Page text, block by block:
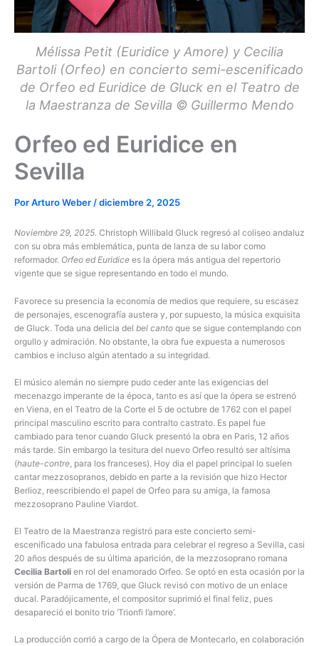
Mélissa Petit (Euridice y Amore) y Cecilia
Bartoli (Orfeo) en concierto semi-escenificado
de Orfeo ed Euridice de Gluck en el Teatro de
la Maestranza de Sevilla © Guillermo Mendo
Orfeo ed Euridice en
Sevilla
PorArturo Weber/diciembre 2, 2025
Noviembre 29, 2025. Christoph Willibald Gluck regresó al coliseo andaluz
con su obra más emblemática, punta de lanza de su labor como
reformador. Orfeo ed Euridice es la ópera más antigua del repertorio
vigente que se sigue representando en todo el mundo.
Favorece su presencia la economía de medios que requiere, su escasez
de personajes, escenografía austera y, por supuesto, la música exquisita
de Gluck. Toda una delicia del bel canto que se sigue contemplando con
orgullo y admiración. No obstante, la obra fue expuesta a numerosos
cambios e incluso algún atentado a su integridad.
El músico alemán no siempre pudo ceder ante las exigencias del
mecenazgo imperante de la época, tanto es así que la ópera se estrenó
en Viena, en el Teatro de la Corte el 5 de octubre de 1762 con el papel
principal masculino escrito para contralto castrato. Es papel fue
cambiado para tenor cuando Gluck presentó la obra en Paris, 12 años
más tarde. Sin embargo la tesitura del nuevo Orfeo resultó ser altísima
(haute-contre , para los franceses). Hoy dia el papel principal lo suelen
cantar mezzosopranos, debido en parte a la revisión que hizo Hector
Berlioz, reescribiendo el papel de Orfeo para su amiga, la famosa
mezzosoprano Pauline Viardot.
El Teatro de la Maestranza registró para este concierto semi-
escenificado una fabulosa entrada para celebrar el regreso a Sevilla, casi
20 años después de su última aparición, de la mezzosoprano romana
Cecilia Bartoli en rol del enamorado Orfeo. Se optó en esta ocasión por la
versión de Parma de 1769, que Gluck revisó con motivo de un enlace
ducal. Paradójicamente, el compositor suprimió el final feliz, pues
desapareció el bonito trio ‘Trionfi l’amore’.
La producción corrió a cargo de la Ópera de Montecarlo, en colaboración